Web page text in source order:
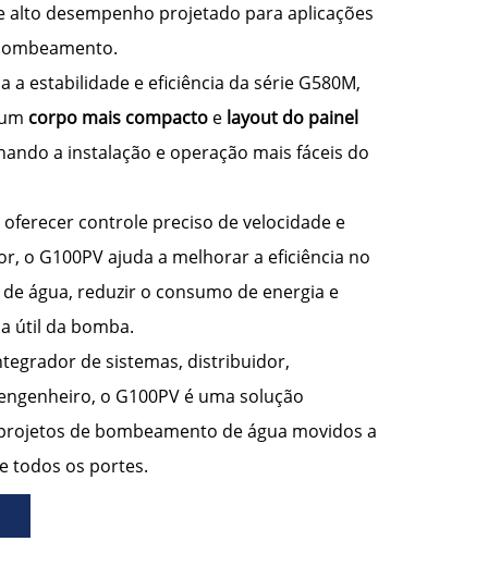
alto desempenho projetado para aplicações
a estabilidade e eficiência da série G580M,
corpo mais compacto e layout do painel
a instalação e operação mais fáceis do
controle preciso de velocidade e
o G100PV ajuda a melhorar a eficiência no
água, reduzir o consumo de energia e
útil da bomba.
de sistemas, distribuidor,
o G100PV é uma solução
de bombeamento de água movidos a
todos os portes.